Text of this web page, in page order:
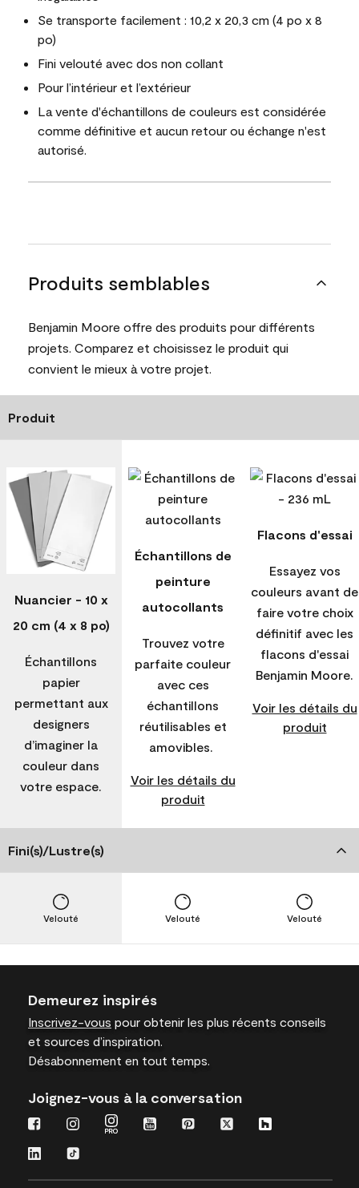
Se transporte facilement : 10,2 x 20,3 cm (4 po x 8
po)
Fini velouté avec dos non collant
Pour l’intérieur et l’extérieur
La vente d'échantillons de couleurs est considérée
comme définitive et aucun retour ou échange n'est
autorisé.
Produits semblables
Benjamin Moore offre des produits pour différents
projets. Comparez et choisissez le produit qui
convient le mieux à votre projet.
Produit
Nuancier - 10 x
20 cm (4 x 8 po)
Échantillons
papier
permettant aux
designers
d’imaginer la
couleur dans
votre espace.
Échantillons de
peinture
autocollants
Trouvez votre
parfaite couleur
avec ces
échantillons
réutilisables et
amovibles.
Voir les détails du
produit
Flacons d'essai
Essayez vos
couleurs avant de
faire votre choix
définitif avec les
flacons d'essai
Benjamin Moore.
Voir les détails du
produit
Fini(s)/Lustre(s)
Velouté Velouté Velouté
Demeurez inspirés
Inscrivez-vous pour obtenir les plus récents conseils
et sources d’inspiration.
Désabonnement en tout temps.
Joignez-vous à la conversation